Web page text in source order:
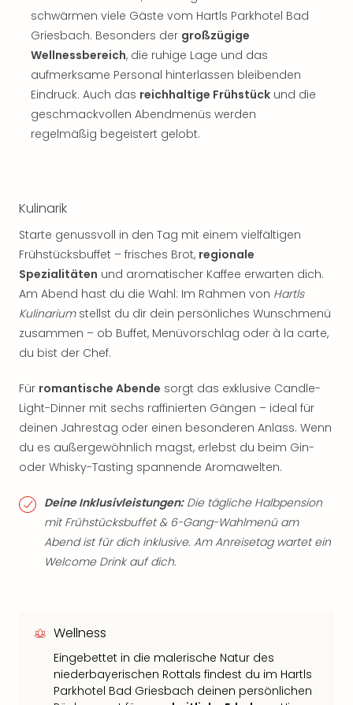
schwärmen viele Gäste vom Hartls Parkhotel Bad
Griesbach. Besonders der großzügige
Wellnessbereich, die ruhige Lage und das
aufmerksame Personal hinterlassen bleibenden
Eindruck. Auch das reichhaltige Frühstück und die
geschmackvollen Abendmenüs werden
regelmäßig begeistert gelobt.
Kulinarik
Starte genussvoll in den Tag mit einem vielfältigen
Frühstücksbuffet – frisches Brot, regionale
Spezialitäten und aromatischer Kaffee erwarten dich.
Am Abend hast du die Wahl: Im Rahmen von Hartls
Kulinariumstellst du dir dein persönliches Wunschmenü
zusammen – ob Buffet, Menüvorschlag oder à la carte,
du bist der Chef.
Für romantische Abende sorgt das exklusive Candle-
Light-Dinner mit sechs raffinierten Gängen – ideal für
deinen Jahrestag oder einen besonderen Anlass. Wenn
du es außergewöhnlich magst, erlebst du beim Gin-
oder Whisky-Tasting spannende Aromawelten.
Deine Inklusivleistungen:Die tägliche Halbpension
mit Frühstücksbuffet & 6-Gang-Wahlmenü am
Abend ist für dich inklusive. Am Anreisetag wartet ein
Welcome Drink auf dich.
Wellness
Eingebettet in die malerische Natur des
niederbayerischen Rottals findest du im Hartls
Parkhotel Bad Griesbach deinen persönlichen